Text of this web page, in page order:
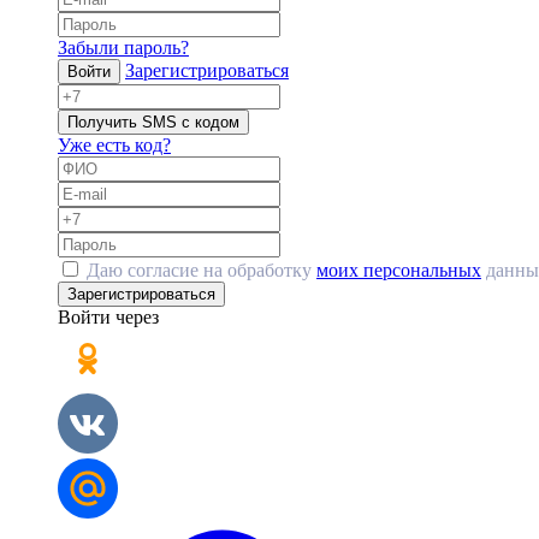
Забыли пароль?
Войти Зарегистрироваться
Получить SMS с кодом
Уже есть код?
Даю согласие на обработку моих персональных
Зарегистрироваться
Войти через